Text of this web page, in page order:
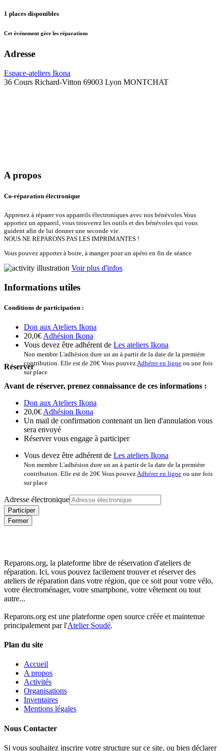
1 places disponibles
Cet événement gère les réparations
Adresse
Espace-ateliers Ikona
36 Cours Richard-Vitton 69003 Lyon MONTCHAT
A propos
Co-réparation électronique
Apprenez à réparer vos appareils électroniques avec nos bénévoles.Vous
apportez un appareil, vous trouverez les outils et des bénévoles qui vous
guident afin de lui donner une seconde vie.
NOUS NE REPARONS PAS LES IMPRIMANTES !
Vous pouvez apporter à boire, à manger pour un apéro en fin de séance
Voir plus d'infos
Informations utiles
Conditions de participation :
Don aux Ateliers Ikona
20,0€ Adhésion Ikona
Vous devez être adhérent de Les ateliers Ikona
Non membre L'adhésion dure un an à partir de la date de la première
contribution. Elle est de 20€ Vous pouvezAdhérer en ligne ou une fois
sur place
Réserver
Avant de réserver, prenez connaissance de ces informations :
Don aux Ateliers Ikona
20,0€ Adhésion Ikona
Un mail de confirmation contenant un lien d'annulation vous
sera envoyé
Réserver vous engage à participer
Vous devez être adhérent de Les ateliers Ikona
Non membre L'adhésion dure un an à partir de la date de la première
contribution. Elle est de 20€ Vous pouvez Adhérer en ligne ou une fois
sur place
Adresse électronique
Fermer
Reparons.org, la plateforme libre de réservation d'ateliers de
réparation. Ici, vous pouvez facilement trouver et réserver des
ateliers de réparation dans votre région, que ce soit pour votre vélo,
votre électroménager, votre smartphone, votre vêtement ou tout
autre...
Reparons.org est une plateforme open source créée et maintenue
principalement par l'Atelier Soudé.
Plan du site
Accueil
A propos
Activités
Organisations
Inventaires
Mentions légales
Nous Contacter
Si vous souhaitez inscrire votre structure sur ce site, ou bien déclarer